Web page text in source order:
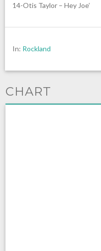
14-Otis Taylor – Hey Joe’
In: Rockland
CHART